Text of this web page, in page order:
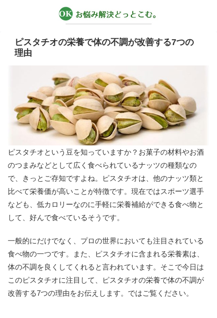
ピスタチオの栄養で体の不調が改善する7つの
理由
ピスタチオという豆を知っていますか？お菓子の材料やお酒
のつまみなどとして広く食べられているナッツの種類なの
で、きっとご存知ですよね。ピスタチオは、他のナッツ類と
比べて栄養価が高いことが特徴です。現在ではスポーツ選手
なども、低カロリーなのに手軽に栄養補給ができる食べ物と
して、好んで食べているそうです。
一般的にだけでなく、プロの世界においても注目されている
食べ物の一つです。また、ピスタチオに含まれる栄養素は、
体の不調を良くしてくれると言われています。そこで今日は
このピスタチオに注目して、ピスタチオの栄養で体の不調が
改善する7つの理由をお伝えします。ではご覧ください。